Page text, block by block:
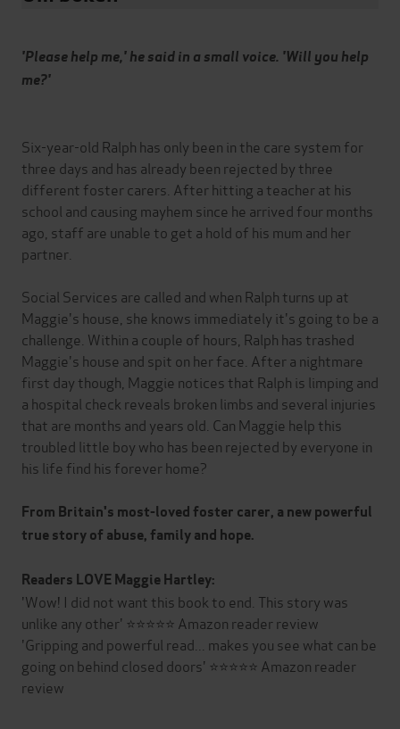
'Please help me,' he said in a small voice. 'Will you help
me?'
Six-year-old Ralph has only been in the care system for
three days and has already been rejected by three
different foster carers. After hitting a teacher at his
school and causing mayhem since he arrived four months
ago, staff are unable to get a hold of his mum and her
partner.
Social Services are called and when Ralph turns up at
Maggie's house, she knows immediately it's going to be a
challenge. Within a couple of hours, Ralph has trashed
Maggie's house and spit on her face. After a nightmare
first day though, Maggie notices that Ralph is limping and
a hospital check reveals broken limbs and several injuries
that are months and years old. Can Maggie help this
troubled little boy who has been rejected by everyone in
his life find his forever home?
From Britain's most-loved foster carer, a new powerful
true story of abuse, family and hope.
Readers LOVE Maggie Hartley:
'Wow! I did not want this book to end. This story was
unlike any other' ⭐⭐⭐⭐⭐ Amazon reader review
'Gripping and powerful read... makes you see what can be
going on behind closed doors' ⭐⭐⭐⭐⭐ Amazon reader